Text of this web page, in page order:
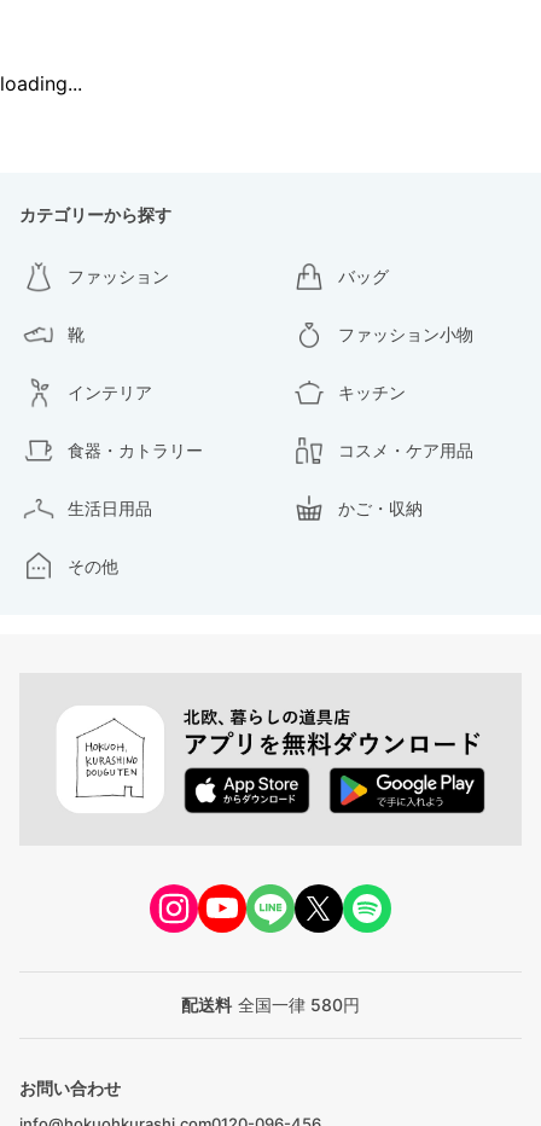
loading...
カテゴリーから探す
ファッション バッグ
靴 ファッション小物
インテリア キッチン
食器・カトラリー コスメ・ケア用品
生活日用品 かご・収納
その他
配送料 全国一律 580円
お問い合わせ